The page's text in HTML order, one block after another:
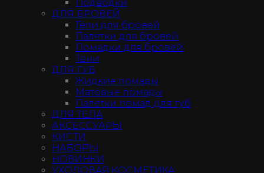
Подводки
ДЛЯ БРОВЕЙ
Гели для бровей
Палетки для бровей
Помадки для бровей
Тени
ДЛЯ ГУБ
Жидкие помады
Матовые помады
Палетки помад для губ
ДЛЯ ТЕЛА
АКСЕССУАРЫ
КИСТИ
НАБОРЫ
НОВИНКИ
УХОДОВАЯ КОСМЕТИКА